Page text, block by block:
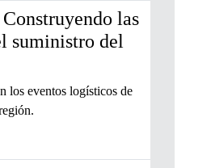
las
suministro del
los eventos logísticos de